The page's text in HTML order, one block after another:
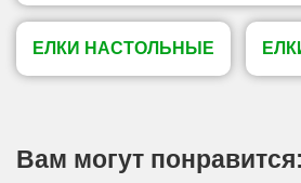
ЕЛКИ НАСТОЛЬНЫЕ
Вам могут понравится: